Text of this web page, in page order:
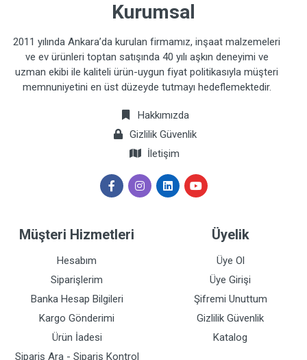
Kurumsal
2011 yılında Ankara’da kurulan firmamız, inşaat malzemeleri
ve ev ürünleri toptan satışında 40 yılı aşkın deneyimi ve
uzman ekibi ile kaliteli ürün-uygun fiyat politikasıyla müşteri
memnuniyetini en üst düzeyde tutmayı hedeflemektedir.
Hakkımızda
Gizlilik Güvenlik
İletişim
Müşteri Hizmetleri
Hesabım
Siparişlerim
Banka Hesap Bilgileri
Kargo Gönderimi
Ürün İadesi
Sipariş Ara - Sipariş Kontrol
Üyelik
Üye Ol
Üye Girişi
Şifremi Unuttum
Gizlilik Güvenlik
Katalog